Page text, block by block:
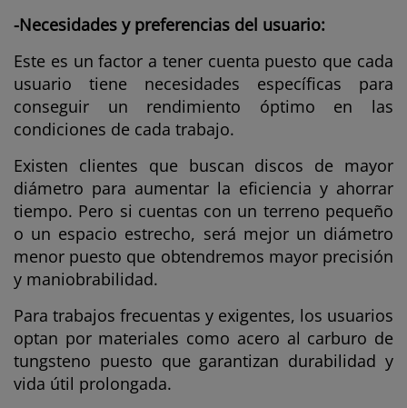
-Necesidades y preferencias del usuario:
Este es un factor a tener cuenta puesto que cada
usuario tiene necesidades específicas para
conseguir un rendimiento óptimo en las
condiciones de cada trabajo.
Existen clientes que buscan discos de mayor
diámetro para aumentar la eficiencia y ahorrar
tiempo. Pero si cuentas con un terreno pequeño
o un espacio estrecho, será mejor un diámetro
menor puesto que obtendremos mayor precisión
y maniobrabilidad.
Para trabajos frecuentas y exigentes, los usuarios
optan por materiales como acero al carburo de
tungsteno puesto que garantizan durabilidad y
vida útil prolongada.